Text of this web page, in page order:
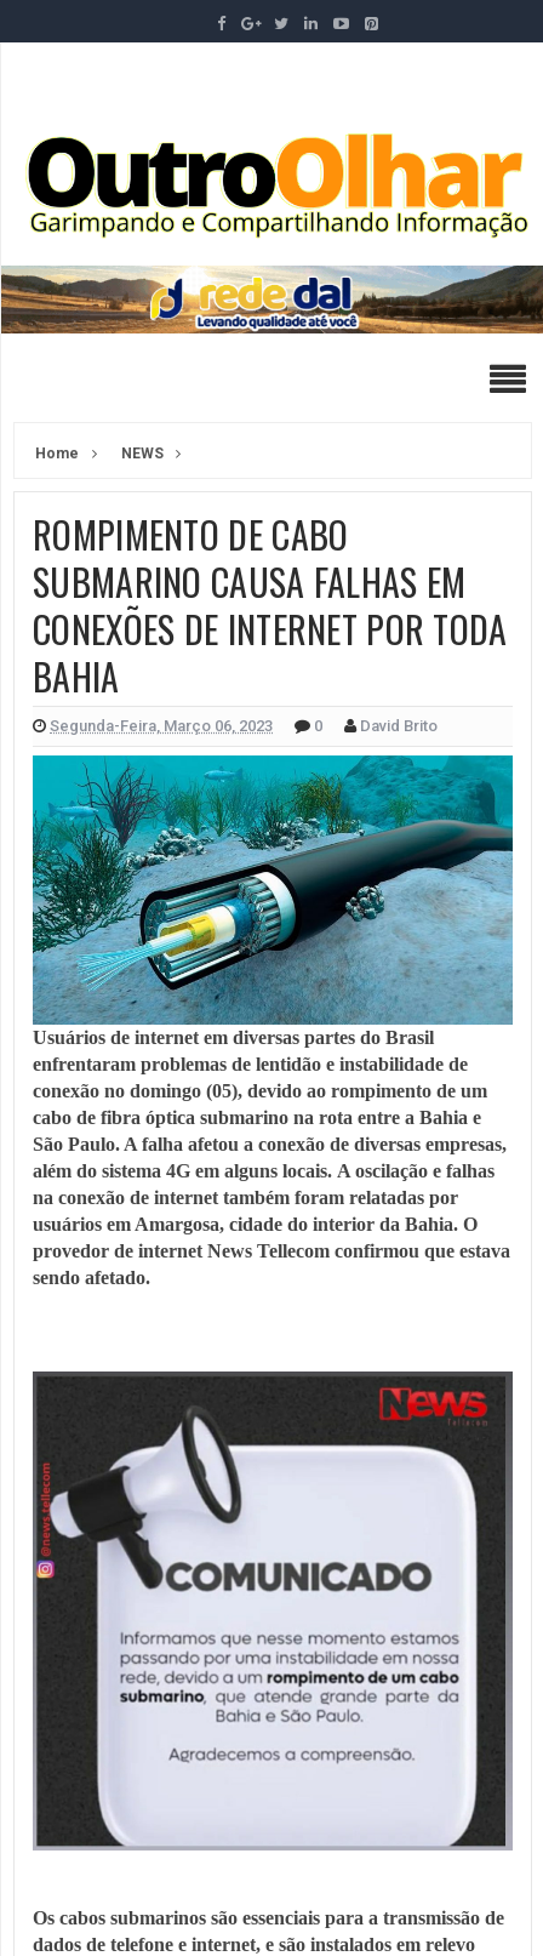
Home NEWS
ROMPIMENTO DE CABO
SUBMARINO CAUSA FALHAS EM
CONEXÕES DE INTERNET POR TODA
BAHIA
Segunda-Feira, Março 06, 2023 0 David Brito
Usuários de internet em diversas partes do Brasil
enfrentaram problemas de lentidão e instabilidade de
conexão no domingo (05), devido ao rompimento de um
cabo de fibra óptica submarino na rota entre a Bahia e
São Paulo. A falha afetou a conexão de diversas empresas,
além do sistema 4G em alguns locais. A oscilação e falhas
na conexão de internet também foram relatadas por
usuários em Amargosa, cidade do interior da Bahia. O
provedor de internet News Tellecom confirmou que estava
sendo afetado.
Os cabos submarinos são essenciais para a transmissão de
dados de telefone e internet, e são instalados em relevo